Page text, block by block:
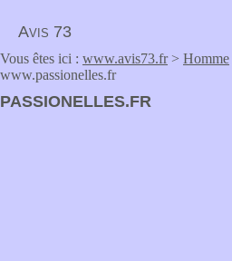
Avis 73
Vous êtes ici : www.avis73.fr> Homme
www.passionelles.fr
PASSIONELLES.FR